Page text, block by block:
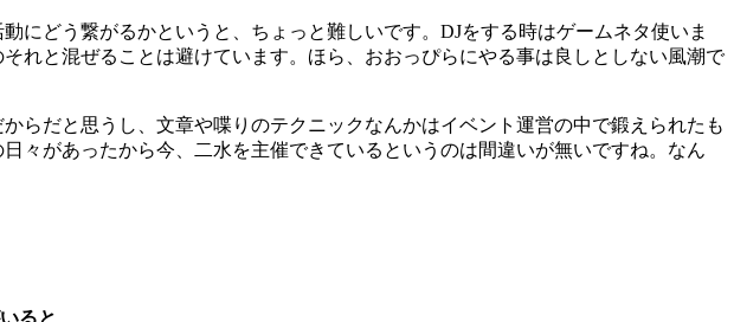
にどう繋がるかというと、ちょっと難しいです。DJをする時はゲームネタ使いま
れと混ぜることは避けています。ほら、おおっぴらにやる事は良しとしない風潮で
らだと思うし、文章や喋りのテクニックなんかはイベント運営の中で鍛えられたも
々があったから今、二水を主催できているというのは間違いが無いですね。なん
ると